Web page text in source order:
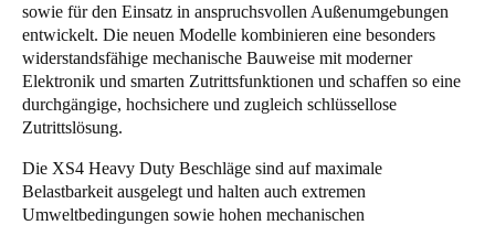
Spain
Portugal
Italy
sowie für den Einsatz in anspruchsvollen Außenumgebungen
entwickelt. Die neuen Modelle kombinieren eine besonders
widerstandsfähige mechanische Bauweise mit moderner
Elektronik und smarten Zutrittsfunktionen und schaffen so eine
durchgängige, hochsichere und zugleich schlüssellose
Zutrittslösung.
Die XS4 Heavy Duty Beschläge sind auf maximale
Belastbarkeit ausgelegt und halten auch extremen
Umweltbedingungen sowie hohen mechanischen